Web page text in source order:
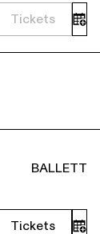
Tickets
BALLETT
Tickets